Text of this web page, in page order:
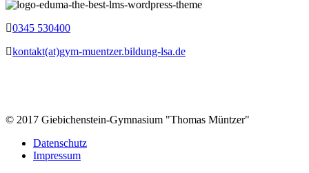
0345 530400
kontakt(at)gym-muentzer.bildung-lsa.de
© 2017 Giebichenstein-Gymnasium "Thomas Müntzer"
Datenschutz
Impressum